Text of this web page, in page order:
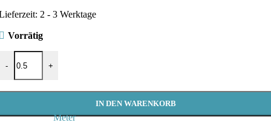
2 - 3 Werktage
Vorrätig
-
Kiesel Kyoto - Meterware Menge
+
Meter
IN DEN WARENKORB